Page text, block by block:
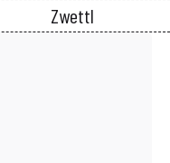
Zwettl